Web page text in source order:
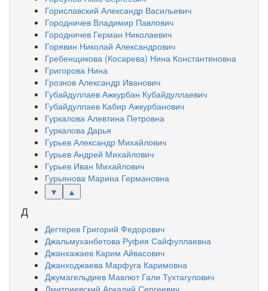
Гориславский Александр Васильевич
Городничев Владимир Павлович
Городничев Герман Николаевич
Горявин Николай Александрович
Гребенщикова (Косарева) Нина Константиновна
Григорова Нина
Грознов Александр Иванович
Губайдуллаев Ажкурбан Кубайдуллаевич
Губайдуллаев Кабир Ажкурбанович
Гуркалова Алевтина Петровна
Гуркалова Дарья
Гурьев Александр Михайлович
Гурьев Андрей Михайлович
Гурьев Иван Михайлович
Гурьянова Марина Германовна
▼
▲
Д
Дегтерев Григорий Федорович
Джальмуханбетова Руфия Сайфуллаевна
Джанхажаев Карим Айвасович
Джанходжаева Марфуга Каримовна
Джумагельдиев Мавлют Гали Тухтагулович
Дмитриевский Аркадий Сергеевич